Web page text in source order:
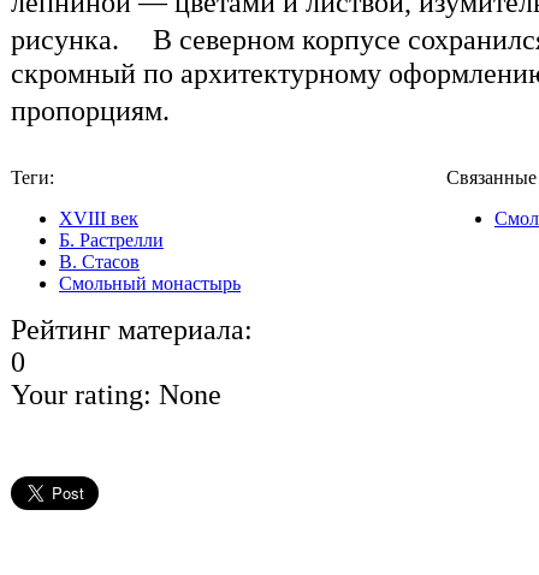
рисунка. В северном корпусе
скромный по архитектурному
пропорциям.
Теги:
XVIII век
Б. Растрелли
В. Стасов
Смольный монастырь
Рейтинг материала:
0
Your rating: None